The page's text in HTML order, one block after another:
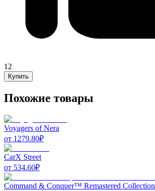
12
Купить
Похожие товары
Voyagers of Nera
от 1279.80₽
CarX Street
от 534.60₽
Command & Conquer™ Remastered Collection